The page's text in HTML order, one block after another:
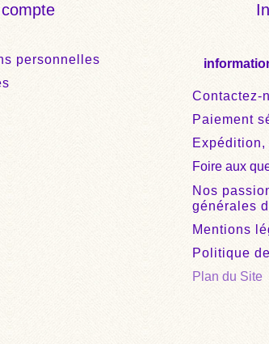
personnelles
Contactez-
Paiement
Foire aux
Nos
générales
Mentions
Politique
Plan du Site